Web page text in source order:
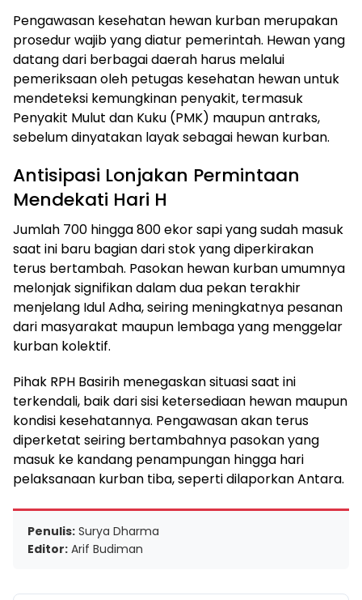
Pengawasan kesehatan hewan kurban merupakan
prosedur wajib yang diatur pemerintah. Hewan yang
datang dari berbagai daerah harus melalui
pemeriksaan oleh petugas kesehatan hewan untuk
mendeteksi kemungkinan penyakit, termasuk
Penyakit Mulut dan Kuku (PMK) maupun antraks,
sebelum dinyatakan layak sebagai hewan kurban.
Antisipasi Lonjakan Permintaan
Mendekati Hari H
Jumlah 700 hingga 800 ekor sapi yang sudah masuk
saat ini baru bagian dari stok yang diperkirakan
terus bertambah. Pasokan hewan kurban umumnya
melonjak signifikan dalam dua pekan terakhir
menjelang Idul Adha, seiring meningkatnya pesanan
dari masyarakat maupun lembaga yang menggelar
kurban kolektif.
Pihak RPH Basirih menegaskan situasi saat ini
terkendali, baik dari sisi ketersediaan hewan maupun
kondisi kesehatannya. Pengawasan akan terus
diperketat seiring bertambahnya pasokan yang
masuk ke kandang penampungan hingga hari
pelaksanaan kurban tiba, seperti dilaporkan Antara.
Penulis: Surya Dharma
Editor: Arif Budiman